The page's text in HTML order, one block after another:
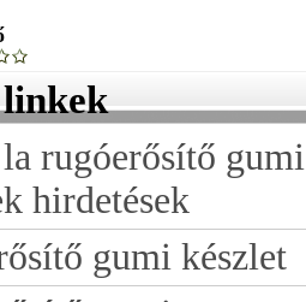
rugóerősítő
hirdetések
gumi készlet